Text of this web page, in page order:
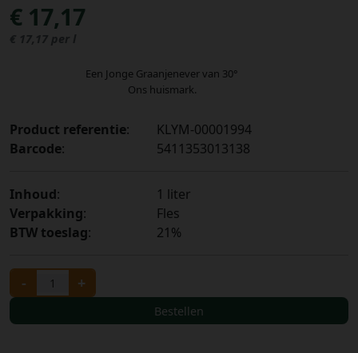
€ 17,17
€ 17,17 per l
Een Jonge Graanjenever van 30°
Ons huismark.
Product referentie:
KLYM-00001994
Barcode: 5411353013138
Inhoud:
1 liter
Verpakking:
Fles
BTW toeslag: 21%
- +
Bestellen